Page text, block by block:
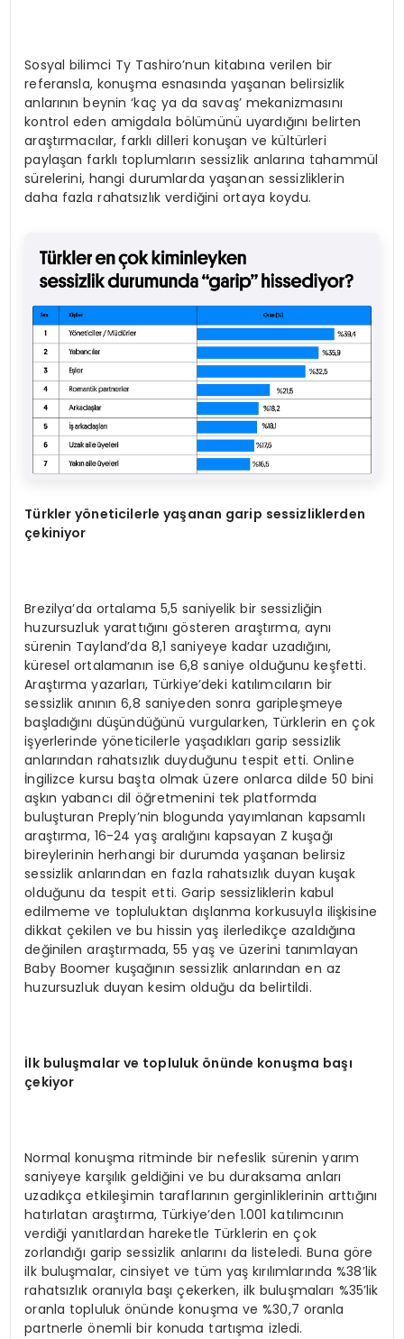
Sosyal bilimci Ty Tashiro’nun kitabına verilen bir
referansla, konuşma esnasında yaşanan belirsizlik
anlarının beynin ‘kaç ya da savaş’ mekanizmasını
kontrol eden amigdala bölümünü uyardığını belirten
araştırmacılar, farklı dilleri konuşan ve kültürleri
paylaşan farklı toplumların sessizlik anlarına tahammül
sürelerini, hangi durumlarda yaşanan sessizliklerin
daha fazla rahatsızlık verdiğini ortaya koydu.
Türkler yöneticilerle yaşanan garip sessizliklerden
çekiniyor
Brezilya’da ortalama 5,5 saniyelik bir sessizliğin
huzursuzluk yarattığını gösteren araştırma, aynı
sürenin Tayland’da 8,1 saniyeye kadar uzadığını,
küresel ortalamanın ise 6,8 saniye olduğunu keşfetti.
Araştırma yazarları, Türkiye’deki katılımcıların bir
sessizlik anının 6,8 saniyeden sonra garipleşmeye
başladığını düşündüğünü vurgularken, Türklerin en çok
işyerlerinde yöneticilerle yaşadıkları garip sessizlik
anlarından rahatsızlık duyduğunu tespit etti. Online
İngilizce kursu başta olmak üzere onlarca dilde 50 bini
aşkın yabancı dil öğretmenini tek platformda
buluşturan Preply’nin blogunda yayımlanan kapsamlı
araştırma, 16-24 yaş aralığını kapsayan Z kuşağı
bireylerinin herhangi bir durumda yaşanan belirsiz
sessizlik anlarından en fazla rahatsızlık duyan kuşak
olduğunu da tespit etti. Garip sessizliklerin kabul
edilmeme ve topluluktan dışlanma korkusuyla ilişkisine
dikkat çekilen ve bu hissin yaş ilerledikçe azaldığına
değinilen araştırmada, 55 yaş ve üzerini tanımlayan
Baby Boomer kuşağının sessizlik anlarından en az
huzursuzluk duyan kesim olduğu da belirtildi.
İlk buluşmalar ve topluluk önünde konuşma başı
çekiyor
Normal konuşma ritminde bir nefeslik sürenin yarım
saniyeye karşılık geldiğini ve bu duraksama anları
uzadıkça etkileşimin taraflarının gerginliklerinin arttığını
hatırlatan araştırma, Türkiye’den 1.001 katılımcının
verdiği yanıtlardan hareketle Türklerin en çok
zorlandığı garip sessizlik anlarını da listeledi. Buna göre
ilk buluşmalar, cinsiyet ve tüm yaş kırılımlarında %38’lik
rahatsızlık oranıyla başı çekerken, ilk buluşmaları %35’lik
oranla topluluk önünde konuşma ve %30,7 oranla
partnerle önemli bir konuda tartışma izledi.